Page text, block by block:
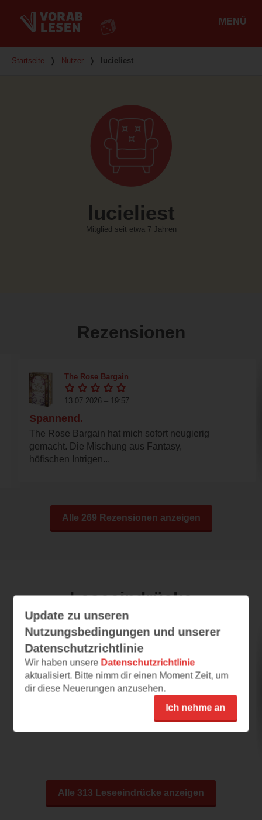
MENÜ
Du bist hier
Startseite ❭ Nutzer ❭ lucieliest
lucieliest
Mitglied seit etwa 7 Jahren
Rezensionen
The Rose Bargain
13.07.2026 – 19:57
Spannend.
The Rose Bargain hat mich sofort neugierig
gemacht. Die Mischung aus Fantasy,
höfischen Intrigen...
Alle 269 Rezensionen anzeigen
Leseeindrücke
Curseborn
29.06.2026 – 20:31
Fortsetzung
Ich kenne die Autorin auch von anderen
Büchern und mag ihr Schreibstil. Ich kenne
Alle 313 Leseeindrücke anzeigen
Update zu unseren
Nutzungsbedingungen und unserer
Datenschutzrichtlinie
Wir haben unsere Datenschutzrichtlinie
aktualisiert. Bitte nimm dir einen Moment Zeit, um
dir diese Neuerungen anzusehen.
Ich nehme an